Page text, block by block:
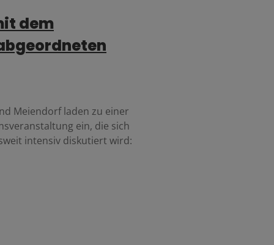
dem
Meiendorf laden zu einer
ein, die sich
intensiv diskutiert wird: